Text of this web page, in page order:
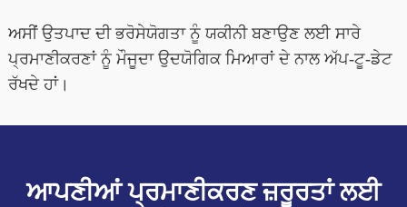
ਅਸੀਂ ਉਤਪਾਦ ਦੀ ਭਰੋਸੇਯੋਗਤਾ ਨੂੰ ਯਕੀਨੀ ਬਣਾਉਣ ਲਈ ਸਾਰੇ
ਪ੍ਰਮਾਣੀਕਰਣਾਂ ਨੂੰ ਮੌਜੂਦਾ ਉਦਯੋਗਿਕ ਮਿਆਰਾਂ ਦੇ ਨਾਲ ਅੱਪ-ਟੂ-ਡੇਟ
ਰੱਖਦੇ ਹਾਂ।
ਆਪਣੀਆਂ ਪ੍ਰਮਾਣੀਕਰਣ ਜ਼ਰੂਰਤਾਂ ਲਈ